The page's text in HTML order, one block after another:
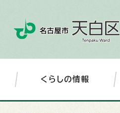
くらしの情報